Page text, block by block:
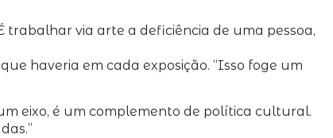
via arte a deficiência de uma pessoa,
haveria em cada exposição. “Isso foge um
eixo, é um complemento de política cultural.